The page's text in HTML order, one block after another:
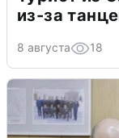
из-за
8 августа 18